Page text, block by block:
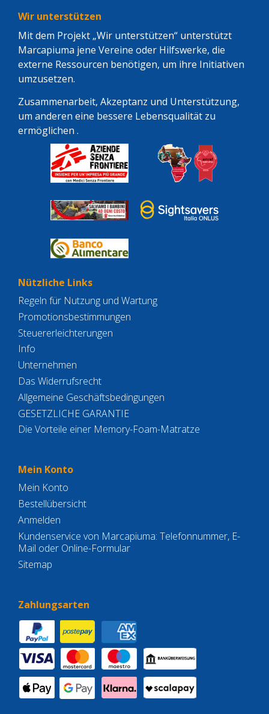
Wir unterstützen
Mit dem Projekt „Wir unterstützen“ unterstützt
Marcapiuma jene Vereine oder Hilfswerke, die
externe Ressourcen benötigen, um ihre Initiativen
umzusetzen.
Zusammenarbeit, Akzeptanz und Unterstützung,
um anderen eine bessere Lebensqualität zu
ermöglichen .
Nützliche Links
Regeln für Nutzung und Wartung
Promotionsbestimmungen
Steuererleichterungen
Info
Unternehmen
Das Widerrufsrecht
Allgemeine Geschäftsbedingungen
GESETZLICHE GARANTIE
Die Vorteile einer Memory-Foam-Matratze
Mein Konto
Mein Konto
Bestellübersicht
Anmelden
Kundenservice von Marcapiuma: Telefonnummer, E-
Mail oder Online-Formular
Sitemap
Zahlungsarten